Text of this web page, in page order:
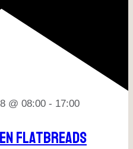
@ 08:00 - 17:00
Flatbreads